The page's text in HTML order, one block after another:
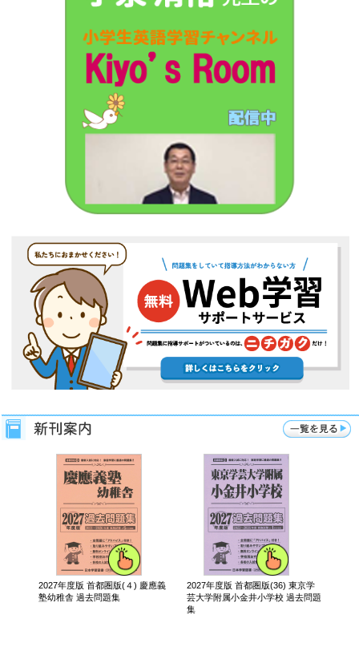
2027年度版 首都圏版(４) 慶應義
塾幼稚舎 過去問題集
2027年度版 首都圏版(36) 東京学
芸大学附属小金井小学校 過去問題
集